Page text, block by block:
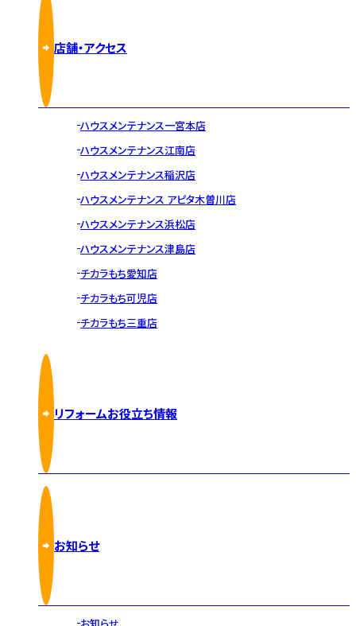
店舗・アクセス
ハウスメンテナンス一宮本店
ハウスメンテナンス江南店
ハウスメンテナンス稲沢店
ハウスメンテナンス アピタ木曽川店
ハウスメンテナンス浜松店
ハウスメンテナンス津島店
チカラもち愛知店
チカラもち可児店
チカラもち三重店
リフォームお役立ち情報
お知らせ